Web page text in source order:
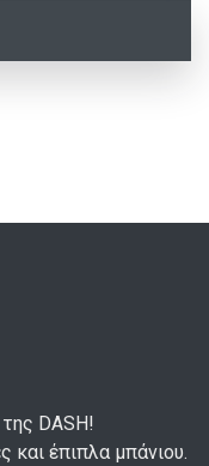
DASH!
και έπιπλα μπάνιου.